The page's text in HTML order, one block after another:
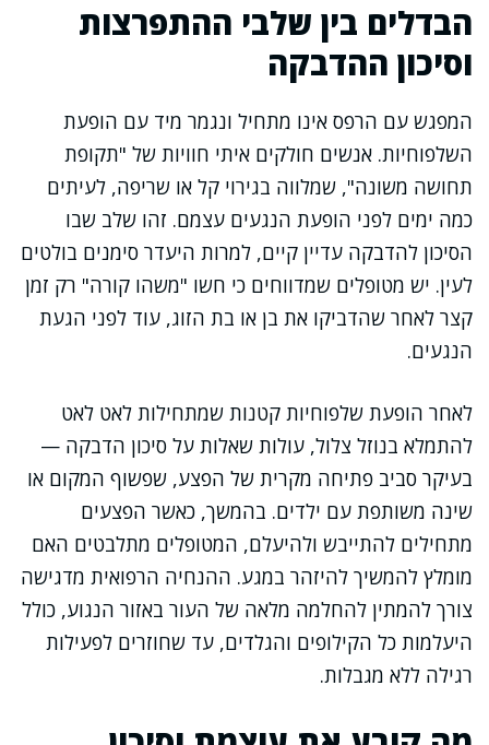
הבדלים בין שלבי ההתפרצות
וסיכון ההדבקה
המפגש עם הרפס אינו מתחיל ונגמר מיד עם הופעת
השלפוחיות. אנשים חולקים איתי חוויות של "תקופת
תחושה משונה", שמלווה בגירוי קל או שריפה, לעיתים
כמה ימים לפני הופעת הנגעים עצמם. זהו שלב שבו
הסיכון להדבקה עדיין קיים, למרות היעדר סימנים בולטים
לעין. יש מטופלים שמדווחים כי חשו "משהו קורה" רק זמן
קצר לאחר שהדביקו את בן או בת הזוג, עוד לפני הגעת
הנגעים.
לאחר הופעת שלפוחיות קטנות שמתחילות לאט לאט
להתמלא בנוזל צלול, עולות שאלות על סיכון הדבקה —
בעיקר סביב פתיחה מקרית של הפצע, שפשוף המקום או
שינה משותפת עם ילדים. בהמשך, כאשר הפצעים
מתחילים להתייבש ולהיעלם, המטופלים מתלבטים האם
מומלץ להמשיך להיזהר במגע. ההנחיה הרפואית מדגישה
צורך להמתין להחלמה מלאה של העור באזור הנגוע, כולל
היעלמות כל הקילופים והגלדים, עד שחוזרים לפעילות
רגילה ללא מגבלות.